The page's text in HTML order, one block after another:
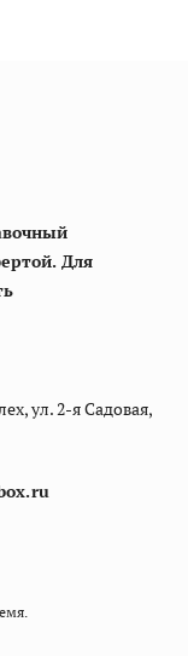
Для
ул. 2-я Садовая,